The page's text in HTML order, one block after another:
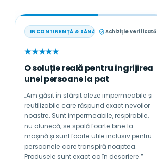
INCONTINENȚĂ & SĂNĂTATEAchiziție verificată
★★★★★
O soluție reală pentru îngrijirea
unei persoane la pat
„Am găsit în sfârșit aleze impermeabile și
reutilizabile care răspund exact nevoilor
noastre. Sunt impermeabile, respirabile,
nu alunecă, se spală foarte bine la
mașină și sunt foarte utile inclusiv pentru
persoanele care transpiră noaptea.
Produsele sunt exact ca în descriere.”